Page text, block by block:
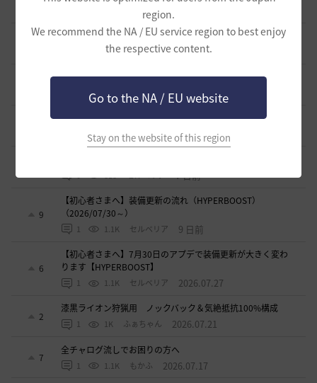
region.
We recommend the NA / EU service region to best enjoy
the respective content.
Go to the NA / EU website
Stay on the website of this region
エレメル 3 時間前
エダナの王位戦 裏テクニック や所感など
352 エレメル 5 時間前
初心者向け労働者システムの基礎
493 ザンナック-日本 3 日前
＜ジェピロスバフ＞予定時刻 8/ 2(日)～8/9（日）
761 エレメル 7 日前
0 818 セルベリア 7 日前
9
【初心者さまへ】装備更新の流れ（HYPERBOOST）
（2026/07/30～）
1 1.1K セルベリア 9 日前
6
【初心者さまへ】7月30日のアプデで装備更新が大きく変わ
ります【HYPERBOOST】
1 1.1K セルベリア 2026.07.27
2
漆黒ライオン狩猟用 ノックバック＆気絶抵抗100%構成
1 1K ふぁちゃん 2026.07.21
7
全チャログ流しでお困りの方へ
1 1.1K もかふ 2026.07.17